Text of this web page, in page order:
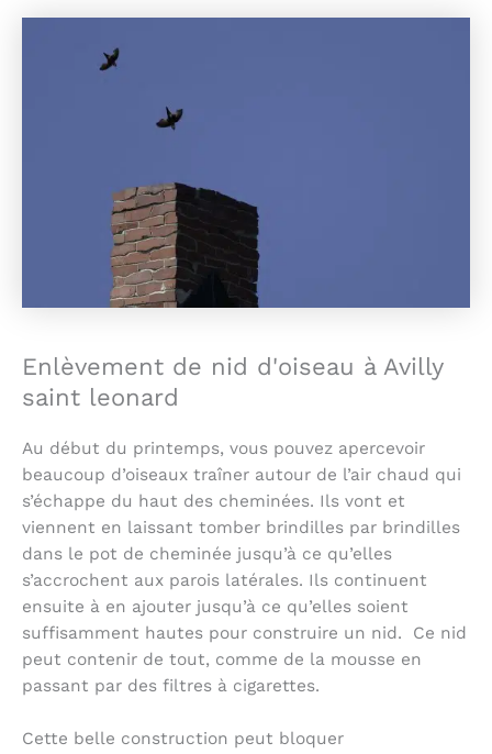
Enlèvement de nid d'oiseau à Avilly
saint leonard
Au début du printemps, vous pouvez apercevoir
beaucoup d’oiseaux traîner autour de l’air chaud qui
s’échappe du haut des cheminées. Ils vont et
viennent en laissant tomber brindilles par brindilles
dans le pot de cheminée jusqu’à ce qu’elles
s’accrochent aux parois latérales. Ils continuent
ensuite à en ajouter jusqu’à ce qu’elles soient
suffisamment hautes pour construire un nid. Ce nid
peut contenir de tout, comme de la mousse en
passant par des filtres à cigarettes.
Cette belle construction peut bloquer